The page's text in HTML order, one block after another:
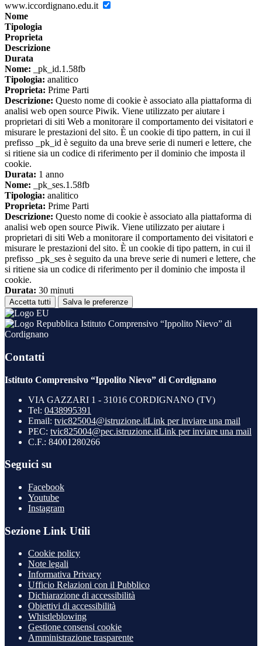
www.iccordignano.edu.it
Nome
Tipologia
Proprieta
Descrizione
Durata
Nome: _pk_id.1.58fb
Tipologia: analitico
Proprieta: Prime Parti
Descrizione: Questo nome di cookie è associato alla piattaforma di
analisi web open source Piwik. Viene utilizzato per aiutare i
proprietari di siti Web a monitorare il comportamento dei visitatori e
misurare le prestazioni del sito. È un cookie di tipo pattern, in cui il
prefisso _pk_id è seguito da una breve serie di numeri e lettere, che
si ritiene sia un codice di riferimento per il dominio che imposta il
cookie.
Durata: 1 anno
Nome: _pk_ses.1.58fb
Tipologia: analitico
Proprieta: Prime Parti
Descrizione: Questo nome di cookie è associato alla piattaforma di
analisi web open source Piwik. Viene utilizzato per aiutare i
proprietari di siti Web a monitorare il comportamento dei visitatori e
misurare le prestazioni del sito. È un cookie di tipo pattern, in cui il
prefisso _pk_ses è seguito da una breve serie di numeri e lettere, che
si ritiene sia un codice di riferimento per il dominio che imposta il
cookie.
Durata: 30 minuti
Accetta tutti Salva le preferenze
Istituto Comprensivo “Ippolito Nievo” di
Cordignano
Contatti
Istituto Comprensivo “Ippolito Nievo” di Cordignano
VIA GAZZARI 1 - 31016 CORDIGNANO (TV)
Tel: 0438995391
Email: tvic825004@istruzione.itLink per inviare una mail
PEC: tvic825004@pec.istruzione.itLink per inviare una mail
C.F.: 84001280266
Seguici su
Facebook
Youtube
Instagram
Sezione Link Utili
Cookie policy
Note legali
Informativa Privacy
Ufficio Relazioni con il Pubblico
Dichiarazione di accessibilità
Obiettivi di accessibilità
Whistleblowing
Gestione consensi cookie
Amministrazione trasparente